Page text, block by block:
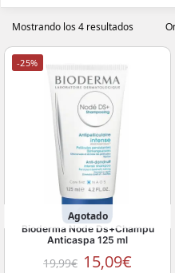
Mostrando los 4 resultados
-25%
Agotado
Bioderma Node Ds+Champu
Anticaspa 125 ml
19,99€ 15,09€